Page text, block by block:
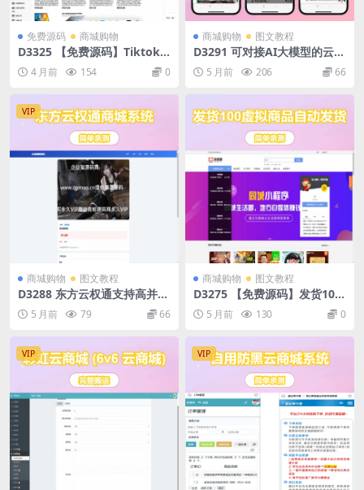
免费源码 商城购物
D3325 【免费源码】Tiktok
跨境电商内嵌商城多语言源码
4 月前 154 0
商城购物 图文教程
D3291 可对接AI大模型的云商
城系统源码 完整版 全开源
5 月前 206 66
VIP
商城购物 图文教程
D3288 东方云权通支持高并发
中小企业级商城系统源码 全开
源 5 月前 79 66
商城购物 图文教程
D3275 【免费源码】发货100
虚拟商品自动发货系统
5 月前 130 0
VIP VIP